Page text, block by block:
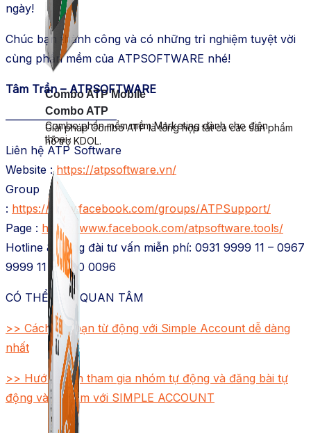
Combo ATP
Giải pháp Combo ATP là tổng hợp tất cả các sản phẩm
hỗ trợ KDOL.
Combo ATP Mobile
Combo phần mềm mềm Marketing dành cho điện
thoại.
ngày!
Chúc bạn thành công và có những trỉ nghiệm tuyệt vời
cùng phần mềm của ATPSOFTWARE nhé!
Tâm Trần – ATPSOFTWARE
——————————
Liên hệ ATP Software
Website : https://atpsoftware.vn/
Group
: https://www.facebook.com/groups/ATPSupport/
Page : https://www.facebook.com/atpsoftware.tools/
Hotline & Tổng đài tư vấn miễn phí: 0931 9999 11 – 0967
9999 11 – 1800 0096
CÓ THỂ BẠN QUAN TÂM
>> Cách kết bạn từ động với Simple Account dễ dàng
nhất
>> Hướng dẫn tham gia nhóm tự động và đăng bài tự
động vào nhóm với SIMPLE ACCOUNT